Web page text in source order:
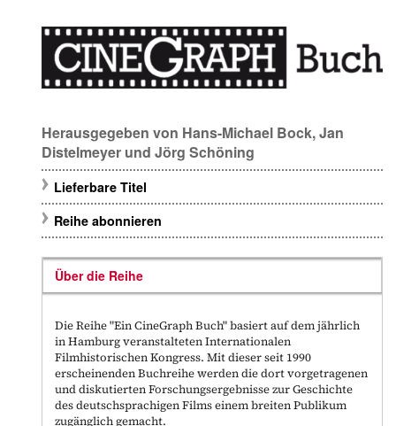
Herausgegeben von Hans-Michael Bock,Jan
Distelmeyer und Jörg Schöning
Lieferbare Titel
Reihe abonnieren
Über die Reihe
Die Reihe"EinCineGraph Buch"basiert auf dem jährlich
in Hamburg veranstaltetenInternationalen
Filmhistorischen Kongress. Mit dieser seit 1990
erscheinenden Buchreihe werden die dort vorgetragenen
und diskutierten Forschungsergebnisse zur Geschichte
des deutschsprachigen Films einem breiten Publikum
zugänglich gemacht.